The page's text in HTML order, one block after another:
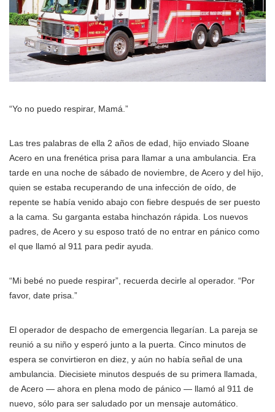
“Yo no puedo respirar, Mamá.”
Las tres palabras de ella 2 años de edad, hijo enviado Sloane
Acero en una frenética prisa para llamar a una ambulancia. Era
tarde en una noche de sábado de noviembre, de Acero y del hijo,
quien se estaba recuperando de una infección de oído, de
repente se había venido abajo con fiebre después de ser puesto
a la cama. Su garganta estaba hinchazón rápida. Los nuevos
padres, de Acero y su esposo trató de no entrar en pánico como
el que llamó al 911 para pedir ayuda.
“Mi bebé no puede respirar”, recuerda decirle al operador. “Por
favor, date prisa.”
El operador de despacho de emergencia llegarían. La pareja se
reunió a su niño y esperó junto a la puerta. Cinco minutos de
espera se convirtieron en diez, y aún no había señal de una
ambulancia. Diecisiete minutos después de su primera llamada,
de Acero — ahora en plena modo de pánico — llamó al 911 de
nuevo, sólo para ser saludado por un mensaje automático.